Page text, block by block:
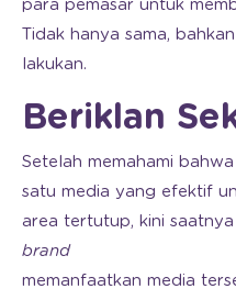
para pemasar untuk
Tidak hanya sama,
lakukan.
Beriklan
Setelah memahami
satu media yang efektif
area tertutup, kini saatnya
brand
memanfaatkan media